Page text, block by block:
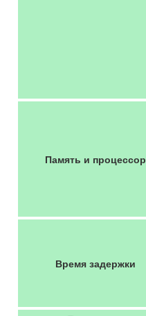
Память и процессор
Время задержки